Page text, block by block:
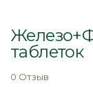
началу
галереи
таблеток
0 Отзыв